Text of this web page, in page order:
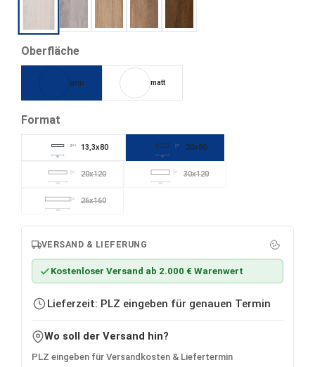
Oberflächeauswählen
grip matt
Format
13,3 13,3x80 20 20x80
120
20 20x120
(Diese Option ist zurzeit nicht verfügbar.)
120
30x120
26 26x160
VERSAND & LIEFERUNG
Kostenloser Versand ab 2.000 € Warenwert
Lieferzeit: PLZ eingeben für genauen Termin
Wo soll der Versand hin?
PLZ eingeben für Versandkosten & Liefertermin